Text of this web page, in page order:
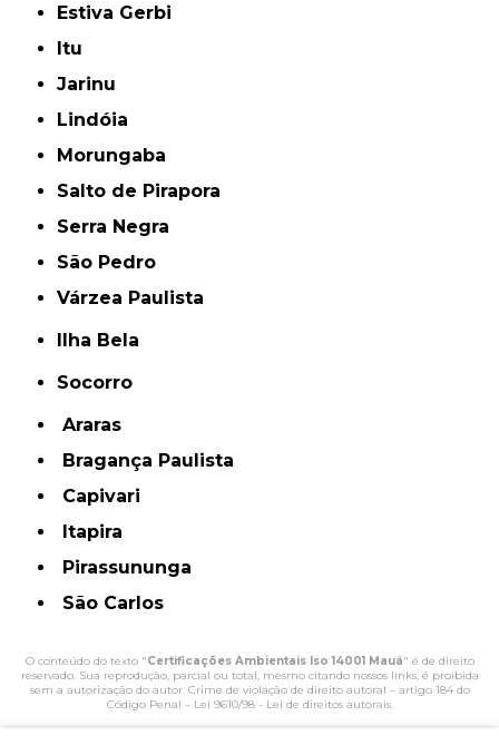
Estiva Gerbi
Itu
Jarinu
Lindóia
Morungaba
Salto de Pirapora
Serra Negra
São Pedro
Várzea Paulista
Ilha Bela
Socorro
Araras
Bragança Paulista
Capivari
Itapira
Pirassununga
São Carlos
O conteúdo do texto "Certificações Ambientais Iso 14001 Mauá" é de direito
reservado. Sua reprodução, parcial ou total, mesmo citando nossos links, é proibida
sem a autorização do autor. Crime de violação de direito autoral – artigo 184 do
Código Penal – Lei 9610/98 - Lei de direitos autorais.